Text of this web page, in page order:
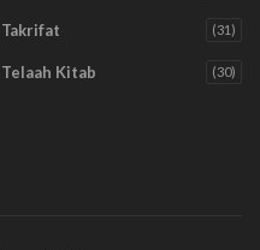
Takrifat (31)
Telaah Kitab (30)